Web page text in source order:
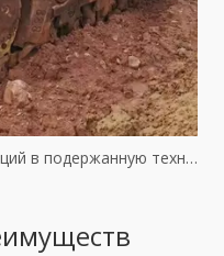
Изучение преимуществ инвестиций в подержанную технику Komatsu